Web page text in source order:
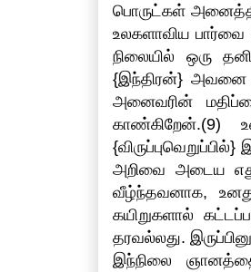
பொருட்கள்
உலகளாவிய
நிலையில் ஒரு
{இந்திரன்} அவனை
அனைவரின்
காண்கிறேன்.(9)
அறிவை அடைய எது
வீழ்ந்தவனாக,
கயிறுகளால்
தரவல்லது.
இந்நிலை